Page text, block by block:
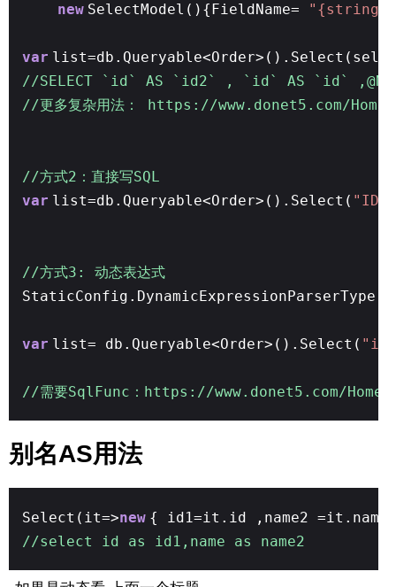
new SelectModel(){FieldName=
var
//SELECT `id` AS `id2` , `id` AS `id`
//更多复杂用法： https://www.donet5.com/
//方式2：直接写SQL
var list=db.Queryable<Order>().Select( "ID
//方式3: 动态表达式
StaticConfig.DynamicExpressionParserType
var list= db.Queryable<Order>().Select( "it"
//需要SqlFunc：https://www.donet5.com/Home/
别名AS用法
Select(it=>new { id1=it.id ,name2
//select id as id1,name as name2